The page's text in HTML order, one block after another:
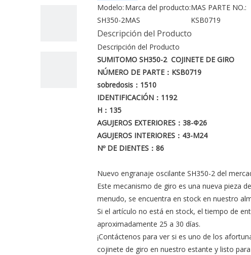
Modelo:
SH350-2
Marca del producto:
MAS
MAS PARTE NO.:
KSB0719
Descripción del Producto
Descripción del Producto
SUMITOMO SH350-2 COJINETE DE GIRO
NÚMERO DE PARTE ：KSB0719
sobredosis ：1510
IDENTIFICACIÓN ：1192
H ：135
AGUJEROS EXTERIORES ：38-Φ26
AGUJEROS INTERIORES ：43-M24
Nº DE DIENTES ：86
Nuevo engranaje oscilante SH350-2 del
Este mecanismo de giro es una nueva pieza
menudo, se encuentra en stock en nuestro
Si el artículo no está en stock, el tiempo de
aproximadamente 25 a 30 días.
¡Contáctenos para ver si es uno de los
cojinete de giro en nuestro estante y listo para